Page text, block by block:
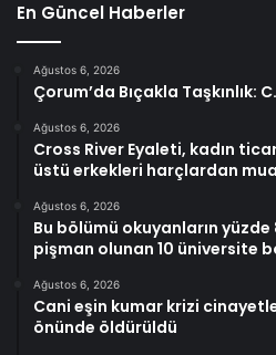
En Güncel Haberler
Ağustos 6, 2026
Çorum’da Bıçakla Taşkınlık:
Ağustos 6, 2026
Cross River Eyaleti, kadın
üstü erkekleri harçlardan
Ağustos 6, 2026
Bu bölümü okuyanların yüzde
pişman olunan 10 üniversite
Ağustos 6, 2026
Cani eşin kumar krizi
önünde öldürüldü